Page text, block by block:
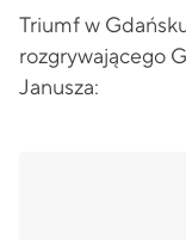
Triumf w
rozgrywającego
Janusza: